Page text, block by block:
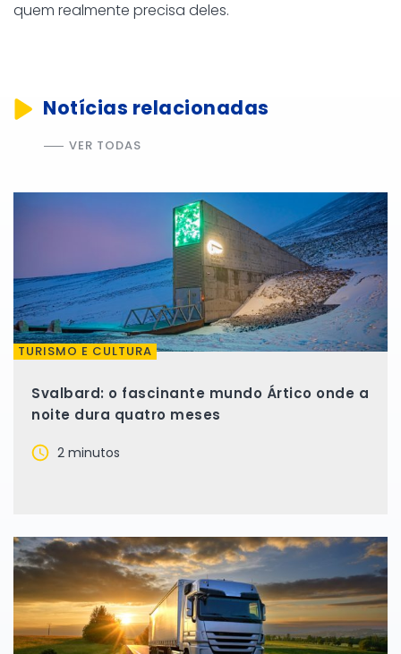
quem realmente precisa deles.
Notícias relacionadas
VER TODAS
TURISMO E CULTURA
Svalbard: o fascinante mundo Ártico onde a
noite dura quatro meses
2 minutos